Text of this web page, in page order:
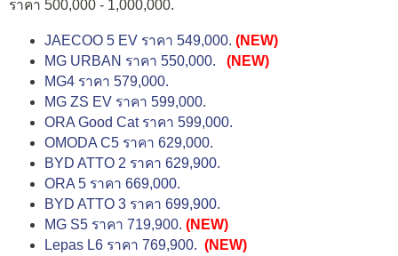
ราคา 500,000 - 1,000,000.
JAECOO 5 EV ราคา 549,000. (NEW)
MG URBAN ราคา 550,000.
(NEW)
MG4 ราคา 579,000.
MG ZS EV ราคา 599,000.
ORA Good Cat ราคา 599,000.
OMODA C5 ราคา 629,000.
BYD ATTO 2 ราคา 629,900.
ORA 5 ราคา 669,000.
BYD ATTO 3 ราคา 699,900.
MG S5 ราคา 719,900. (NEW)
Lepas L6 ราคา 769,900. (NEW)